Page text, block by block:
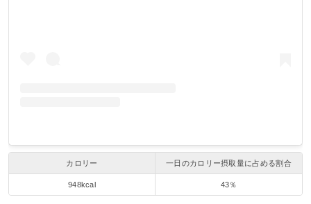
カロリー 一日のカロリー摂取量に占める割合
948kcal 43％